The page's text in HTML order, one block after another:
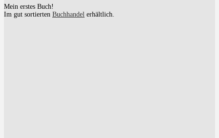
Mein erstes Buch!
Im gut sortierten Buchhandel erhältlich.